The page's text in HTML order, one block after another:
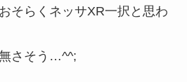
そらくネッサXR一択と思わ
さそう…^^;